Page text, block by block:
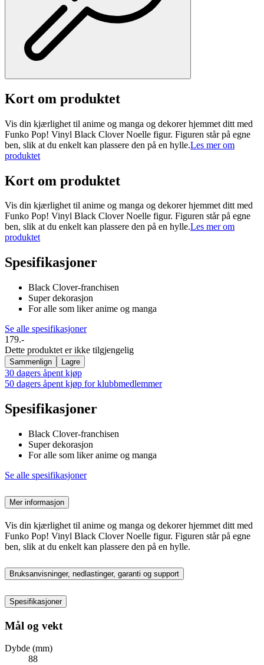
Kort om produktet
Vis din kjærlighet til anime og manga og dekorer hjemmet ditt med
Funko Pop! Vinyl Black Clover Noelle figur. Figuren står på egne
ben, slik at du enkelt kan plassere den på en hylle.Les mer om
produktet
Kort om produktet
Vis din kjærlighet til anime og manga og dekorer hjemmet ditt med
Funko Pop! Vinyl Black Clover Noelle figur. Figuren står på egne
ben, slik at du enkelt kan plassere den på en hylle.Les mer om
produktet
Spesifikasjoner
Black Clover-franchisen
Super dekorasjon
For alle som liker anime og manga
Se alle spesifikasjoner
179.-
Dette produktet er ikke tilgjengelig
Sammenlign Lagre
30 dagers åpent kjøp
50 dagers åpent kjøp for klubbmedlemmer
Spesifikasjoner
Black Clover-franchisen
Super dekorasjon
For alle som liker anime og manga
Se alle spesifikasjoner
Mer informasjon
Vis din kjærlighet til anime og manga og dekorer hjemmet ditt med
Funko Pop! Vinyl Black Clover Noelle figur. Figuren står på egne
ben, slik at du enkelt kan plassere den på en hylle.
Bruksanvisninger, nedlastinger, garanti og support
Spesifikasjoner
Mål og vekt
Dybde (mm)
88